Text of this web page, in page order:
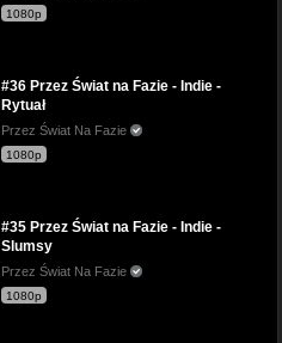
1080p
#36 Przez Świat na Fazie - Indie -
Rytuał
Przez Świat Na Fazie
1080p
#35 Przez Świat na Fazie - Indie -
Slumsy
Przez Świat Na Fazie
1080p